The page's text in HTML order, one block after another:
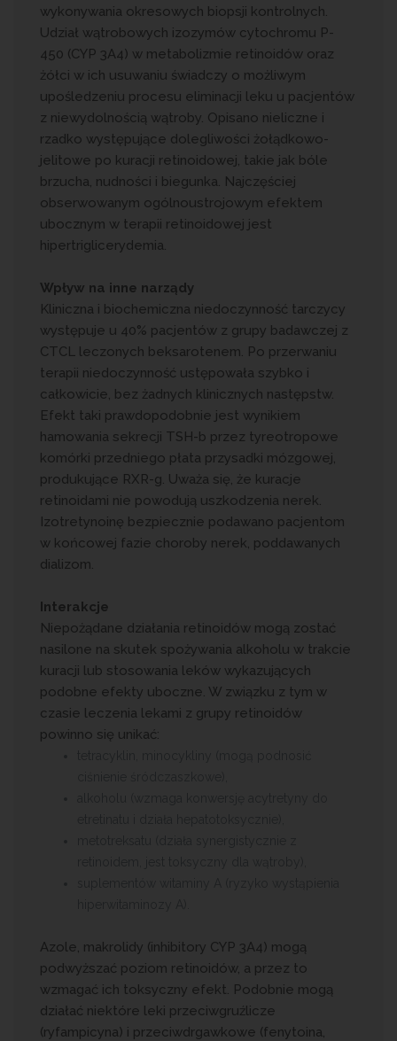
wykonywania okresowych biopsji kontrolnych.
Udział wątrobowych izozymów cytochromu P-
450 (CYP 3A4) w metabolizmie retinoidów oraz
żółci w ich usuwaniu świadczy o możliwym
upośledzeniu procesu eliminacji leku u pacjentów
z niewydolnością wątroby. Opisano nieliczne i
rzadko występujące dolegliwości żołądkowo-
jelitowe po kuracji retinoidowej, takie jak bóle
brzucha, nudności i biegunka. Najczęściej
obserwowanym ogólnoustrojowym efektem
ubocznym w terapii retinoidowej jest
hipertriglicerydemia.
Wpływ na inne narządy
Kliniczna i biochemiczna niedoczynność tarczycy
występuje u 40% pacjentów z grupy badawczej z
CTCL leczonych beksarotenem. Po przerwaniu
terapii niedoczynność ustępowała szybko i
całkowicie, bez żadnych klinicznych następstw.
Efekt taki prawdopodobnie jest wynikiem
hamowania sekrecji TSH-b przez tyreotropowe
komórki przedniego płata przysadki mózgowej,
produkujące RXR-g. Uważa się, że kuracje
retinoidami nie powodują uszkodzenia nerek.
Izotretynoinę bezpiecznie podawano pacjentom
w końcowej fazie choroby nerek, poddawanych
dializom.
Interakcje
Niepożądane działania retinoidów mogą zostać
nasilone na skutek spożywania alkoholu w trakcie
kuracji lub stosowania leków wykazujących
podobne efekty uboczne. W związku z tym w
czasie leczenia lekami z grupy retinoidów
powinno się unikać:
Azole, makrolidy (inhibitory CYP 3A4) mogą
podwyższać poziom retinoidów, a przez to
wzmagać ich toksyczny efekt. Podobnie mogą
działać niektóre leki przeciwgruźlicze
(ryfampicyna) i przeciwdrgawkowe (fenytoina,